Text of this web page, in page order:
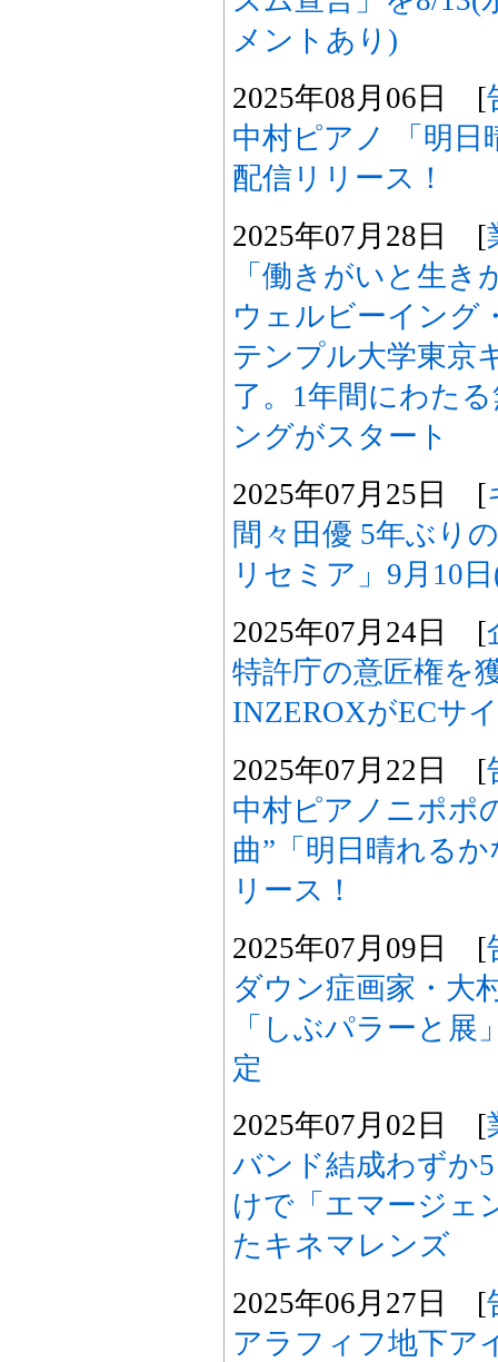
メントあり)
2025年08月06日 [
中村ピアノ 「明日
配信リリース！
2025年07月28日 [
「働きがいと生
ウェルビーイング
テンプル大学東京
了。1年間にわた
ングがスタート
2025年07月25日 [
間々田優 5年ぶり
リセミア」9月10
2025年07月24日 [
特許庁の意匠権を
INZEROXがECサ
2025年07月22日 [
中村ピアノニポポ
曲”「明日晴れる
リース！
2025年07月09日 [
ダウン症画家・大
「しぶパラーと展
定
2025年07月02日 [
バンド結成わずか
けで「エマージェ
たキネマレンズ
2025年06月27日 [
アラフィフ地下ア